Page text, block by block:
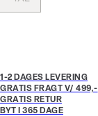
1-2 DAGES LEVERING
GRATIS FRAGT V/ 499,-
GRATIS RETUR
BYT I 365 DAGE